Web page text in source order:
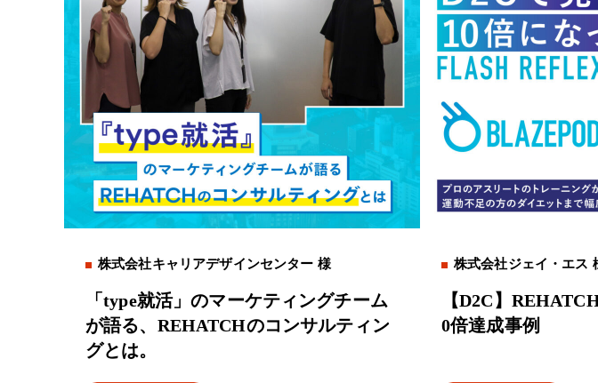
株式会社キャリアデザインセンター 様
「type就活」のマーケティングチーム
が語る、REHATCHのコンサルティン
グとは。
株式会社ジェイ・エス
【D2C】
0倍達成事例